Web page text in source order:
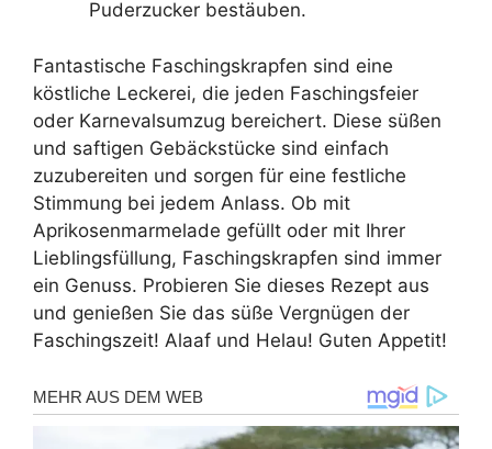
Puderzucker bestäuben.
Fantastische Faschingskrapfen sind eine
köstliche Leckerei, die jeden Faschingsfeier
oder Karnevalsumzug bereichert. Diese süßen
und saftigen Gebäckstücke sind einfach
zuzubereiten und sorgen für eine festliche
Stimmung bei jedem Anlass. Ob mit
Aprikosenmarmelade gefüllt oder mit Ihrer
Lieblingsfüllung, Faschingskrapfen sind immer
ein Genuss. Probieren Sie dieses Rezept aus
und genießen Sie das süße Vergnügen der
Faschingszeit! Alaaf und Helau! Guten Appetit!